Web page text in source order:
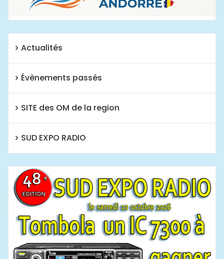
Actualités
Évènements passés
SITE des OM de la region
SUD EXPO RADIO